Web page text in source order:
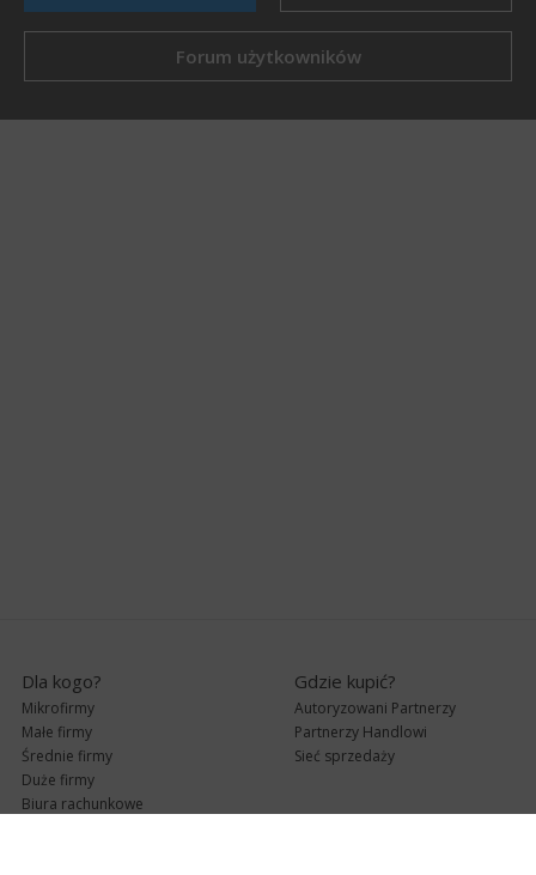
Forum użytkowników
Dla kogo?
Mikrofirmy
Małe firmy
Średnie firmy
Duże firmy
Biura rachunkowe
Gdzie kupić?
Autoryzowani Partnerzy
Partnerzy Handlowi
Sieć sprzedaży